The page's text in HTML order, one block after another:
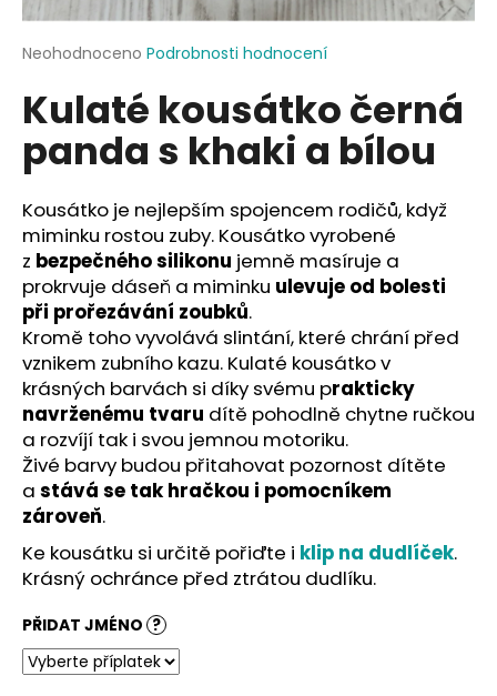
Průměrné
produktu
je
5
hvězdiček.
Neohodnoceno Podrobnosti hodnocení
Kulaté kousátko černá
panda s khaki a bílou
Kousátko je nejlepším spojencem rodičů, když
miminku rostou zuby. Kousátko vyrobené
z bezpečného silikonu jemně masíruje a
prokrvuje dáseň a miminku ulevuje od bolesti
při prořezávání zoubků.
Kromě toho vyvolává slintání, které chrání před
vznikem zubního kazu. Kulaté kousátko v
krásných barvách si díky svému prakticky
navrženému tvaru dítě pohodlně chytne ručkou
a rozvíjí tak i svou jemnou motoriku.
Živé barvy budou přitahovat pozornost dítěte
a stává se tak hračkou i pomocníkem
zároveň.
Ke kousátku si určitě pořiďte i klip na dudlíček.
Krásný ochránce před ztrátou dudlíku.
PŘIDAT JMÉNO ?
a
j
t
?
HLEDAT
D
o
p
o
r
u
č
u
j
e
e